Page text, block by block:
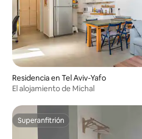
Residencia en Tel Aviv-Yafo
El alojamiento de Michal
Superanfitrión
Superanfitrión